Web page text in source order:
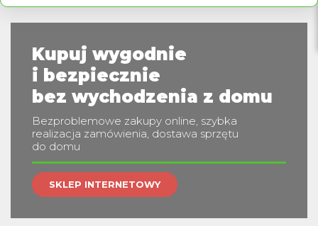
Kupuj wygodnie
i bezpiecznie
bez wychodzenia z domu
Bezproblemowe zakupy online, szybka
realizacja zamówienia, dostawa sprzętu
do domu
SKLEP INTERNETOWY